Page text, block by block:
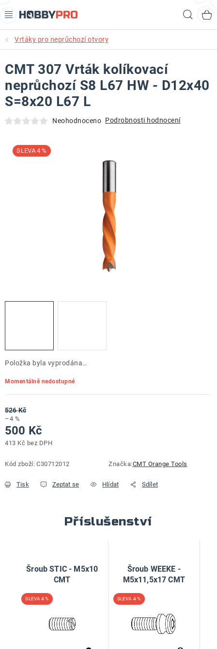
na
AKCE
PRODUKTY
PRODUKTY RECORD POWER
PRODUKTY BENET
KURZY SOUSTRUŽENÍ DŘEVA
Obchodní podmínky
Podmínky ochrany osobních údajů
Vrtáky pro neprůchozí otvory
Položka byla vyprodána…
Momentálně nedostupné
526 Kč
–4 %
500 Kč
413 Kč bez DPH
Kód zboží: C30712012 Značka:CMT Orange Tools
Tisk Zeptat se Hlídat Sdílet
CMT 307 Vrták kolíkovací
neprůchozí S8 L67 HW - D12x40
S=8x20 L67 L
Neohodnoceno Podrobnosti hodnocení
4 %
Příslušenství
Šroub STIC - M5x10
CMT
4 %
Šroub WEEKE -
M5x11,5x17 CMT
4 %